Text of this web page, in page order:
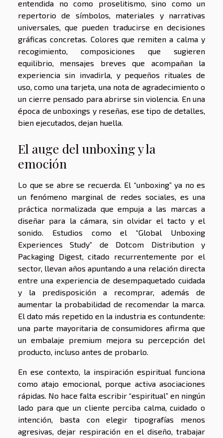
entendida no como proselitismo, sino como un
repertorio de símbolos, materiales y narrativas
universales, que pueden traducirse en decisiones
gráficas concretas. Colores que remiten a calma y
recogimiento, composiciones que sugieren
equilibrio, mensajes breves que acompañan la
experiencia sin invadirla, y pequeños rituales de
uso, como una tarjeta, una nota de agradecimiento o
un cierre pensado para abrirse sin violencia. En una
época de unboxings y reseñas, ese tipo de detalles,
bien ejecutados, dejan huella.
El auge del unboxing y la
emoción
Lo que se abre se recuerda. El “unboxing” ya no es
un fenómeno marginal de redes sociales, es una
práctica normalizada que empuja a las marcas a
diseñar para la cámara, sin olvidar el tacto y el
sonido. Estudios como el “Global Unboxing
Experiences Study” de Dotcom Distribution y
Packaging Digest, citado recurrentemente por el
sector, llevan años apuntando a una relación directa
entre una experiencia de desempaquetado cuidada
y la predisposición a recomprar, además de
aumentar la probabilidad de recomendar la marca.
El dato más repetido en la industria es contundente:
una parte mayoritaria de consumidores afirma que
un embalaje premium mejora su percepción del
producto, incluso antes de probarlo.
En ese contexto, la inspiración espiritual funciona
como atajo emocional, porque activa asociaciones
rápidas. No hace falta escribir “espiritual” en ningún
lado para que un cliente perciba calma, cuidado o
intención, basta con elegir tipografías menos
agresivas, dejar respiración en el diseño, trabajar